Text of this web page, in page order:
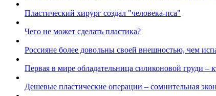
Пластический хирург создал "человека-пса"
Чего не может сделать пластика?
Россияне более довольны своей внешностью, чем
Первая в мире обладательница силиконовой груди –
Дешевые пластические операции – сомнительная